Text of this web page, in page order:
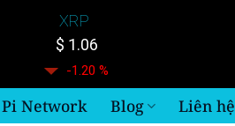
XRP
$ 1.06
-1.20 %
Pi Network Blog Liên hệ